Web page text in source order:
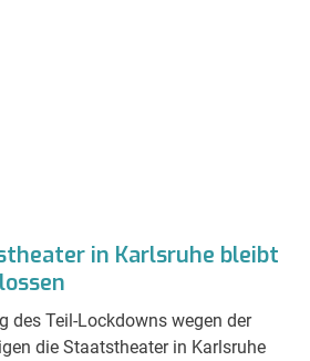
in Karlsruhe bleibt
des Teil-Lockdowns wegen der
die Staatstheater in Karlsruhe